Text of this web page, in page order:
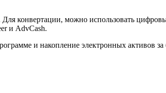
конвертации, можно использовать
и AdvCash.
и накопление электронных активов за